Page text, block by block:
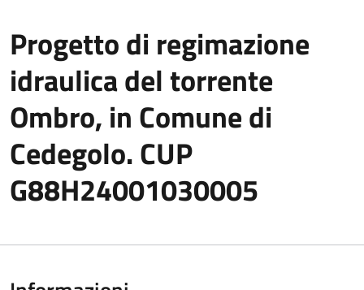
Progetto di regimazione
idraulica del torrente
Ombro, in Comune di
Cedegolo. CUP
G88H24001030005